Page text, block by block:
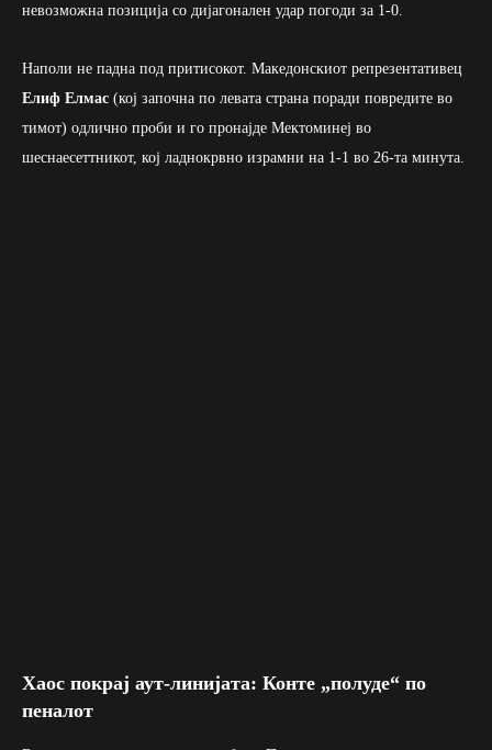
невозможна позиција со дијагонален удар погоди за 1-0.
Наполи не падна под притисокот. Македонскиот репрезентативец
Елиф Елмас (кој започна по левата страна поради повредите во
тимот) одлично проби и го пронајде Мектоминеј во
шеснаесеттникот, кој ладнокрвно израмни на 1-1 во 26-та минута.
Хаос покрај аут-линијата: Конте „полуде“ по
пеналот